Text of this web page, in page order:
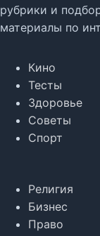
рубрики и
материалы по
Кино
Тесты
Здоровье
Советы
Спорт
Религия
Бизнес
Право